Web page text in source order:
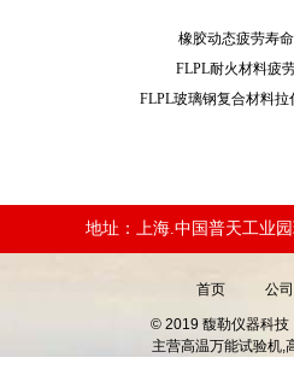
橡胶动态疲劳寿
FLPL耐火材料
FLPL玻璃钢复合材料
地址：上海.中国普天工业
首页 公
© 2019 馥勒仪器科技
主营高温万能试验机,